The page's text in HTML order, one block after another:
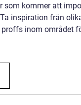
som kommer att
inspiration från
proffs inom området